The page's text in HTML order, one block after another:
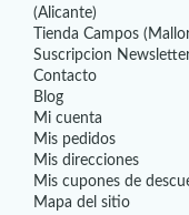
(Alicante)
Tienda Campos
Suscripcion
Contacto
Blog
Mi cuenta
Mis pedidos
Mis direcciones
Mis cupones de
Mapa del sitio